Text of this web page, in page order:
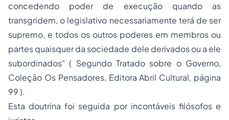
concedendo poder de execução quando as
transgridem, o legislativo necessariamente terá de ser
supremo, e todos os outros poderes em membros ou
partes quaisquer da sociedade dele derivados ou a ele
subordinados"( Segundo Tratado sobre o Governo,
Coleção Os Pensadores, Editora Abril Cultural, página
99 ).
Esta doutrina foi seguida por incontáveis filósofos e